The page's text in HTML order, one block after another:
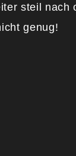
steil nach
genug!